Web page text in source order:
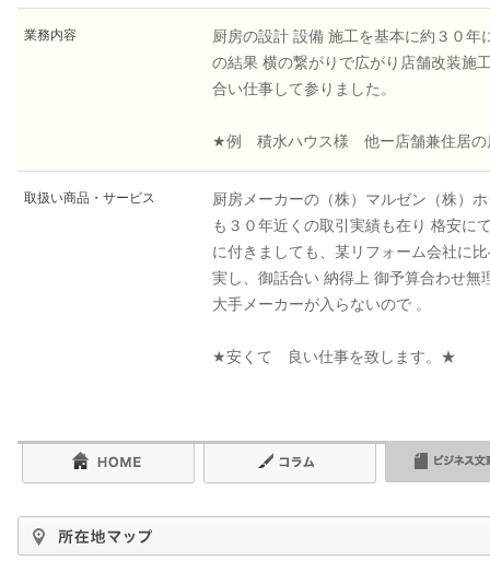
業務内容
厨房の設計 設備 施工を基本に約３０年
の結果 横の繋がりで広がり店舗改装施
合い仕事して参りました。
★例 積水ハウス様 他ー店舗兼住居
取扱い商品・サービス
厨房メーカーの（株）マルゼン（株）
も３０年近くの取引実績も在り 格安に
に付きましても、某リフォーム会社に
実し、御話合い 納得上 御予算合わせ無
大手メーカーが入らないので 。
★安くて 良い仕事を致します。★